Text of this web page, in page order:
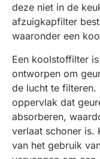
deze niet in de
afzuigkapfilter
waaronder een
Een koolstoffilter
ontworpen om
de lucht te
oppervlak dat
absorberen,
verlaat schoner is.
van het gebruik